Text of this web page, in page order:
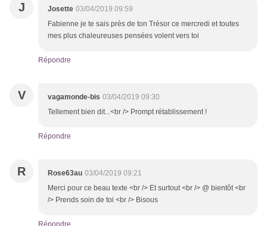
J Josette 03/04/2019 09:59
Fabienne je te sais près de ton Trésor ce mercredi et toutes
mes plus chaleureuses pensées volent vers toi
Répondre
V vagamonde-bis 03/04/2019 09:30
Tellement bien dit...<br /> Prompt rétablissement !
Répondre
R Rose63au 03/04/2019 09:21
Merci pour ce beau texte <br /> Et surtout <br /> @ bientôt <br
/> Prends soin de toi <br /> Bisous
Répondre